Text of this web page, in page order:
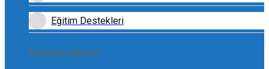
Eğitim Destekleri
Belgelendirme